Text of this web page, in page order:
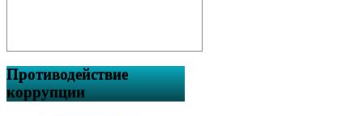
Противодействие
коррупции